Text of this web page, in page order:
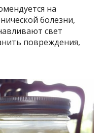
на
болезни,
свет
повреждения,